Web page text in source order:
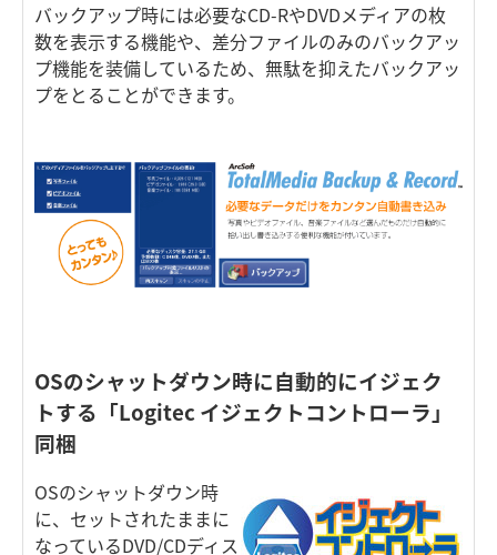
バックアップ時には必要なCD-RやDVDメディアの枚
数を表示する機能や、差分ファイルのみのバックアッ
プ機能を装備しているため、無駄を抑えたバックアッ
プをとることができます。
OSのシャットダウン時に自動的にイジェク
トする「Logitec イジェクトコントローラ」
同梱
OSのシャットダウン時
に、セットされたままに
なっているDVD/CDディス